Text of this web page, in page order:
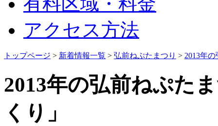
アクセス方法
トップページ > 新着情報一覧 > 弘前ねぷたまつり > 2013年
2013年の弘前ねぷた
くり」